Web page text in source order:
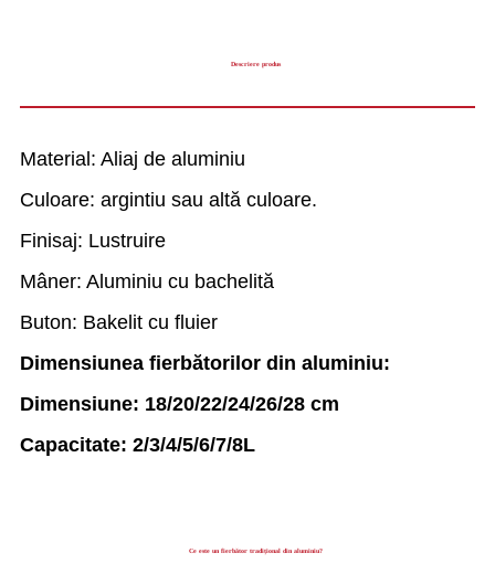
Descriere produs
Material: Aliaj de aluminiu
Culoare: argintiu sau altă culoare.
Finisaj: Lustruire
Mâner: Aluminiu cu bachelită
Buton: Bakelit cu fluier
Dimensiunea fierbătorilor din aluminiu:
Dimensiune: 18/20/22/24/26/28 cm
Capacitate: 2/3/4/5/6/7/8L
Ce este un fierbător tradițional din aluminiu?